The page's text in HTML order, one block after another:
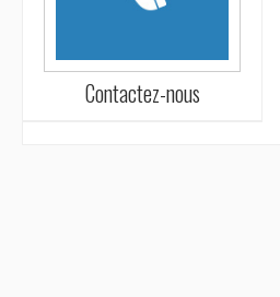
Contactez-nous